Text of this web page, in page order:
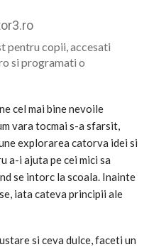
pentru copii, accesati
si programati o
cel mai bine nevoile
vara tocmai s-a sfarsit,
explorarea catorva idei si
a-i ajuta pe cei mici sa
se intorc la scoala. Inainte
iata cateva principii ale
si ceva dulce, faceti un